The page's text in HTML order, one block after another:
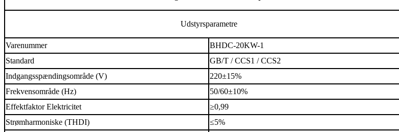
Udstyrsparametre
Varenummer
BHDC-20KW-1
Standard
GB/T / CCS1 / CCS2
Indgangsspændingsområde (V)
220±15%
Frekvensområde (Hz)
50/60±10%
Effektfaktor Elektricitet
≥0,99
Strømharmoniske (THDI)
≤5%